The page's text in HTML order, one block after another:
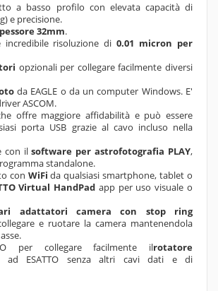
a basso profilo con elevata capacità di
e precisione.
32mm.
incredibile risoluzione di0.01 micron per
opzionali per collegare facilmente diversi
da EAGLE o da un computer Windows. E'
ASCOM.
offre maggiore affidabilità e può essere
porta USB grazie al cavo incluso nella
con ilsoftware per astrofotografia PLAY,
standalone.
con WiFi da qualsiasi smartphone, tablet o
Virtual HandPad app per uso visuale o
adattatori camera con stop ring
e ruotare la camera mantenendola
per collegare facilmente ilrotatore
ad ESATTO senza altri cavi dati e di